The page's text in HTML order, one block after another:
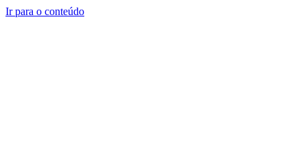
Ir para o conteúdo